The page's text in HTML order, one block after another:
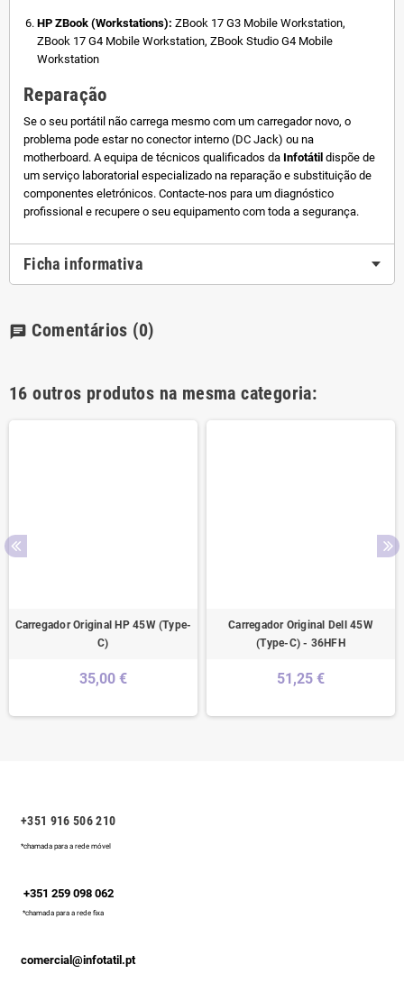
HP ZBook (Workstations): ZBook 17 G3 Mobile Workstation,
ZBook 17 G4 Mobile Workstation, ZBook Studio G4 Mobile
Workstation
Reparação
Se o seu portátil não carrega mesmo com um carregador novo, o
problema pode estar no conector interno (DC Jack) ou na
motherboard. A equipa de técnicos qualificados da Infotátil dispõe de
um serviço laboratorial especializado na reparação e substituição de
componentes eletrónicos. Contacte-nos para um diagnóstico
profissional e recupere o seu equipamento com toda a segurança.
Ficha informativa
chat Comentários (0)
16 outros produtos na mesma categoria:
Carregador Original HP 45W (Type-
C)
35,00 €
Carregador Original Dell 45W
(Type-C) - 36HFH
51,25 €
+351 916 506 210
*chamada para a rede móvel
+351 259 098 062
*chamada para a rede fixa
comercial@infotatil.pt